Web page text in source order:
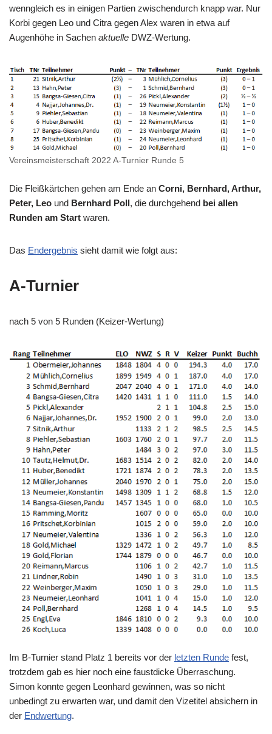
wenngleich es in einigen Partien zwischendurch knapp war. Nur
Korbi gegen Leo und Citra gegen Alex waren in etwa auf
Augenhöhe in Sachen aktuelle DWZ-Wertung.
Vereinsmeisterschaft 2022 A-Turnier Runde 5
Die Fleißkärtchen gehen am Ende an Corni, Bernhard, Arthur,
Peter, Leo und Bernhard Poll, die durchgehend bei allen
Runden am Start waren.
Das Endergebnis sieht damit wie folgt aus:
A-Turnier
nach 5 von 5 Runden (Keizer-Wertung)
Im B-Turnier stand Platz 1 bereits vor der letzten Runde fest,
trotzdem gab es hier noch eine faustdicke Überraschung.
Simon konnte gegen Leonhard gewinnen, was so nicht
unbedingt zu erwarten war, und damit den Vizetitel absichern in
der Endwertung.